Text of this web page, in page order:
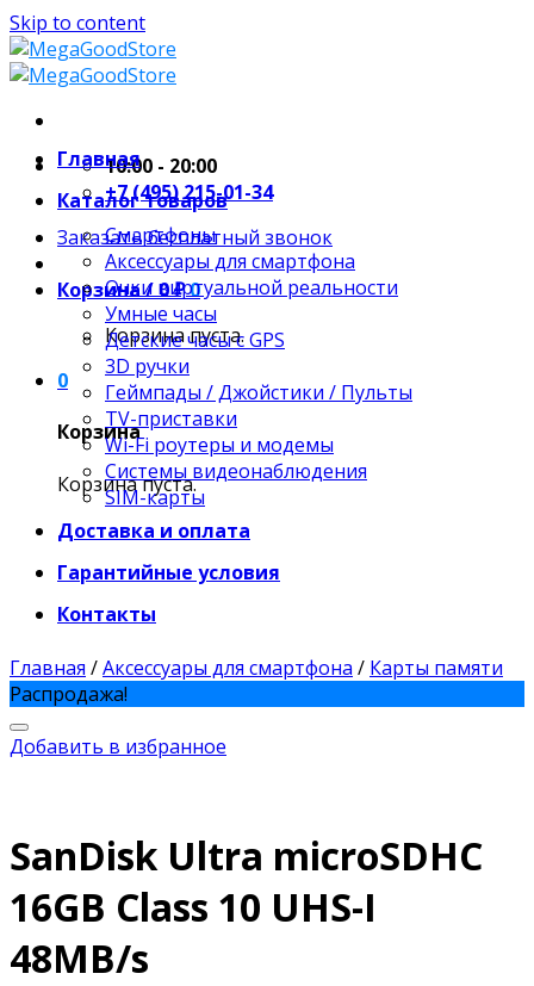
Skip to content
10:00 - 20:00
+7 (495) 215-01-34
Заказать бесплатный звонок
Корзина /0₽0
Корзина пуста.
0
Корзина
Корзина пуста.
Главная
Каталог товаров
Смартфоны
Аксессуары для смартфона
Очки виртуальной реальности
Умные часы
Детские часы с GPS
3D ручки
Геймпады / Джойстики / Пульты
TV-приставки
Wi-Fi роутеры и модемы
Системы видеонаблюдения
SIM-карты
Доставка и оплата
Гарантийные условия
Контакты
Главная /Аксессуары для смартфона / Карты памяти
Распродажа!
Добавить в избранное
SanDisk Ultra microSDHC
16GB Class 10 UHS-I
48MB/s